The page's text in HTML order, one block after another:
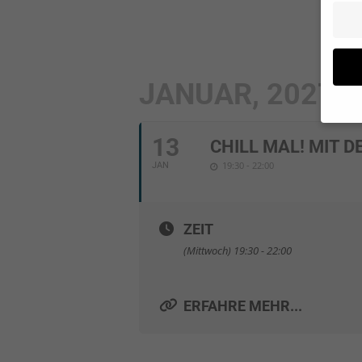
JANUAR, 2027
13
JAN
CHILL MAL! MIT
19:30 - 22:00
ZEIT
(Mittwoch) 19:30 - 22:00
ERFAHRE MEHR...
Hier